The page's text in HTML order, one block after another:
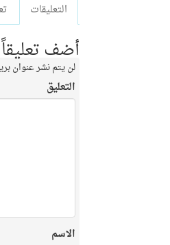
التعليقات
أضف تعليقاً
لن يتم نشر عنوان
التعليق
الاسم